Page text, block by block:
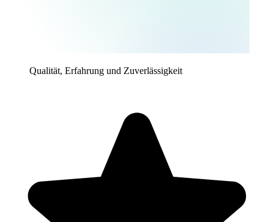
Qualität, Erfahrung und Zuverlässigkeit